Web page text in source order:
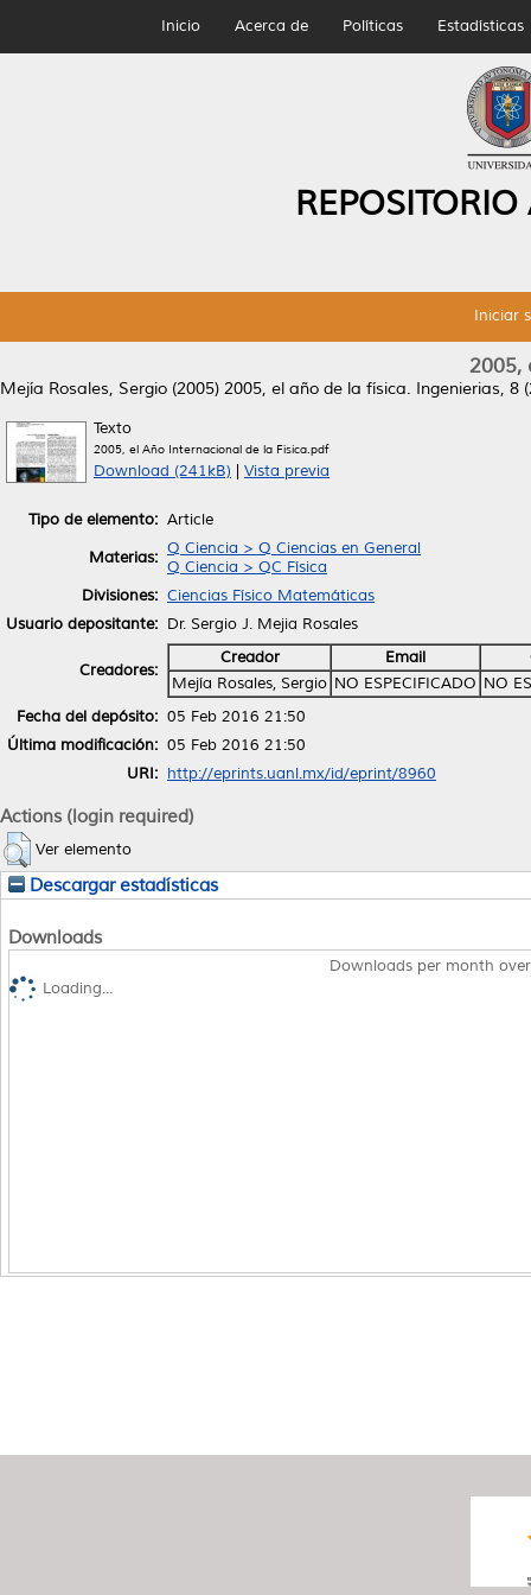
Inicio Acerca de Políticas Estadísticas
Iniciar
2005,
Mejía Rosales, Sergio (2005) 2005, el año de la física. Ingenierias, 8
Texto
2005, el Año Internacional de la Física.pdf
Download (241kB) Vista previa
Tipo de elemento: Article
Materias: Q Ciencia > Q Ciencias en General
Q Ciencia > QC Física
Divisiones: Ciencias Físico Matemáticas
Usuario depositante: Dr. Sergio J. Mejia Rosales
Creadores:
Creador Email
Mejía Rosales, Sergio NO ESPECIFICADO NO
Fecha del depósito: 05 Feb 2016 21:50
Última modificación: 05 Feb 2016 21:50
URI: http://eprints.uanl.mx/id/eprint/8960
Actions (login required)
Ver elemento
Descargar estadísticas
Downloads
Downloads per month
Loading...